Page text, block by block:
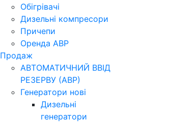
Обігрівачі
Дизельні компресори
Причепи
Оренда АВР
Продаж
АВТОМАТИЧНИЙ ВВІД
РЕЗЕРВУ (АВР)
Генератори нові
Дизельні
генератори